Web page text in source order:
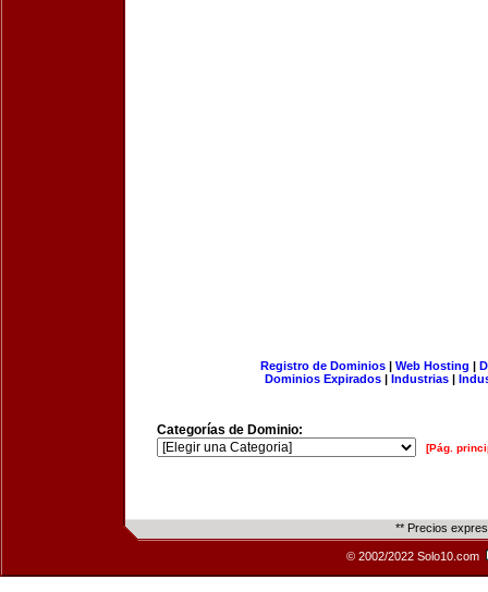
Registro de Dominios| Web Hosting |
Dominios Expirados | Industrias |
Categorías de Dominio:
[Pág.
** Precios
© 2002/2022 Solo10.com